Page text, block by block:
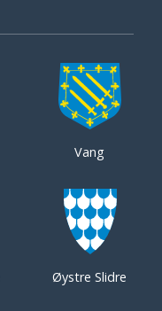
Vang
Øystre Slidre